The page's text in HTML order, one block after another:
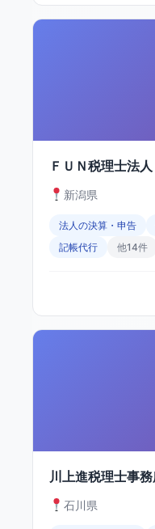
ＦＵＮ税理士法人
新潟県
法人の決算・申告
記帳代行
他14件
川上進税理士事
石川県